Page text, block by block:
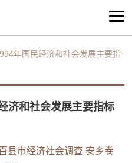
年国民经济和社会发展主要指
济和社会发展主要指标
市经济社会调查 安乡卷